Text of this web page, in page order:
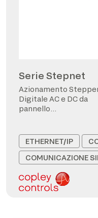
Serie Stepnet
Azionamento
Digitale AC e DC da
pannello
ETHERNET/IP
COMUNICAZIONE